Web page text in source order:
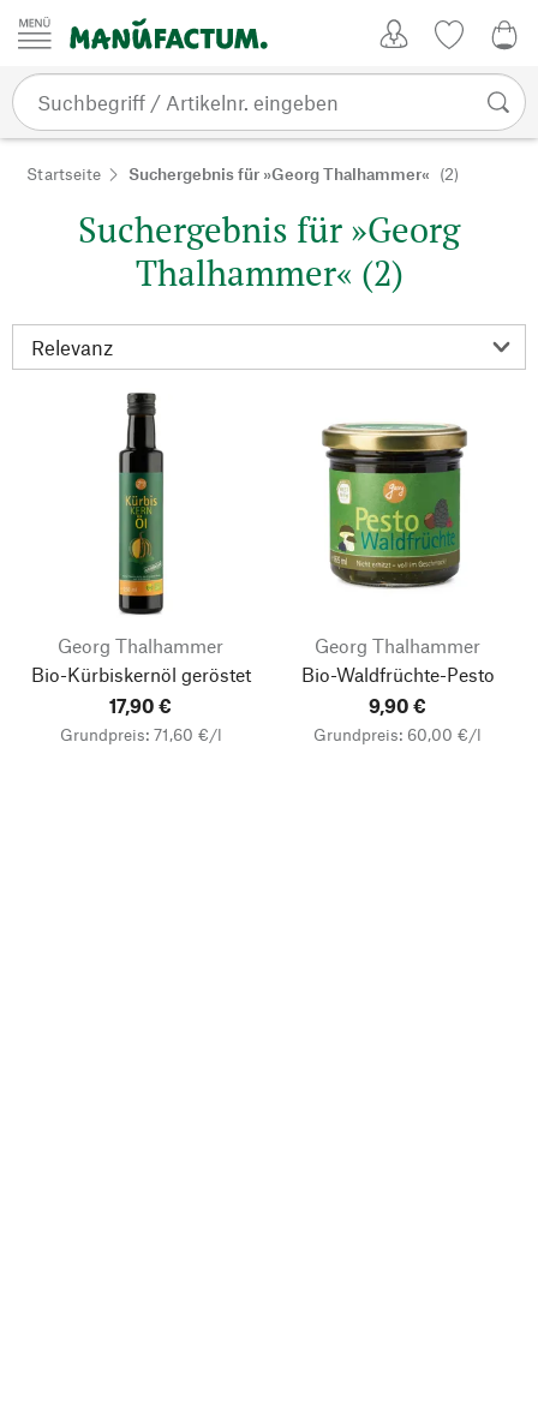
Zum Inhalt springen
Startseite Suchergebnis für »Georg Thalhammer« (2)
Suchergebnis für »Georg
Thalhammer« (2)
Georg Thalhammer
Bio-Kürbiskernöl geröstet
17,90 €
Grundpreis: 71,60 €/l
Georg Thalhammer
Bio-Waldfrüchte-Pesto
9,90 €
Grundpreis: 60,00 €/l